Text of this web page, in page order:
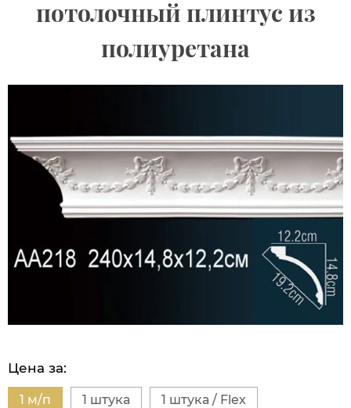
потолочный плинтус из
полиуретана
Цена за:
1 м/п 1 штука 1 штука / Flex